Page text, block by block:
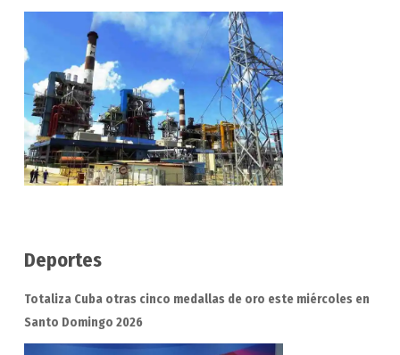
Deportes
Totaliza Cuba otras cinco medallas de oro este miércoles en
Santo Domingo 2026